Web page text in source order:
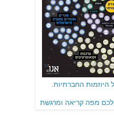
החברתיות.
מפה קריאה ומרגשת